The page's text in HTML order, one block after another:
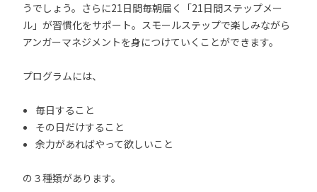
うでしょう。さらに21日間毎朝届く「21日間ステップメー
ル」が習慣化をサポート。スモールステップで楽しみながら
アンガーマネジメントを身につけていくことができます。
プログラムには、
毎日すること
その日だけすること
余力があればやって欲しいこと
の３種類があります。